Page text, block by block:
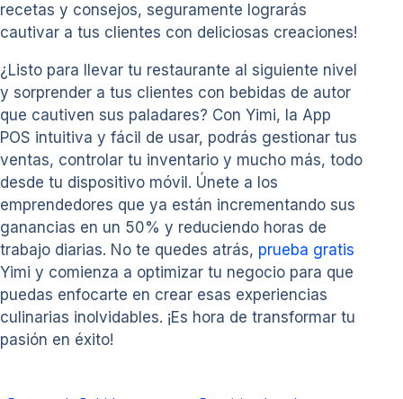
recetas y consejos, seguramente lograrás
cautivar a tus clientes con deliciosas creaciones!
¿Listo para llevar tu restaurante al siguiente nivel
y sorprender a tus clientes con bebidas de autor
que cautiven sus paladares? Con Yimi, la App
POS intuitiva y fácil de usar, podrás gestionar tus
ventas, controlar tu inventario y mucho más, todo
desde tu dispositivo móvil. Únete a los
emprendedores que ya están incrementando sus
ganancias en un 50% y reduciendo horas de
trabajo diarias. No te quedes atrás, prueba gratis
Yimi y comienza a optimizar tu negocio para que
puedas enfocarte en crear esas experiencias
culinarias inolvidables. ¡Es hora de transformar tu
pasión en éxito!